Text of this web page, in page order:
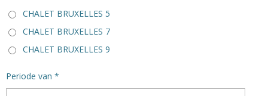
CHALET BRUXELLES 5
CHALET BRUXELLES 7
CHALET BRUXELLES 9
Periode van *